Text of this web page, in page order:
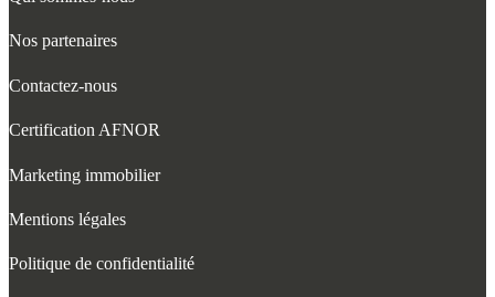
Nos partenaires
Contactez-nous
Certification AFNOR
Marketing immobilier
Mentions légales
Politique de confidentialité